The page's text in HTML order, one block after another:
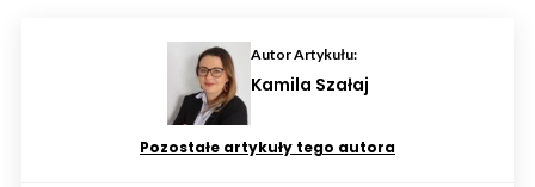
Autor Artykułu:
Kamila Szałaj
Pozostałe artykuły tego autora